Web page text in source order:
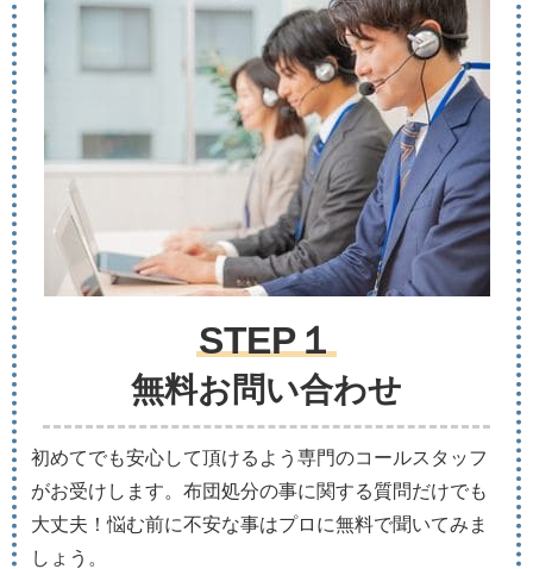
STEP１
無料お問い合わせ
初めてでも安心して頂けるよう専門のコールスタッフ
がお受けします。布団処分の事に関する質問だけでも
大丈夫！悩む前に不安な事はプロに無料で聞いてみま
しょう。